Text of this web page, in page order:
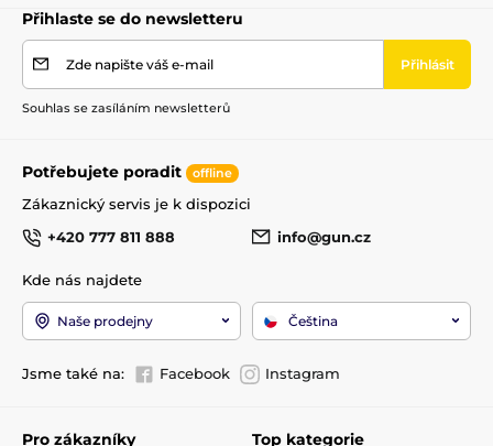
Přihlaste se do newsletteru
Zde napište váš e-mail Přihlásit
Souhlas se zasíláním newsletterů
Potřebujete poradit offline
Zákaznický servis je k dispozici
+420 777 811 888
info@gun.cz
Kde nás najdete
Naše prodejny Čeština
Jsme také na: Facebook Instagram
Pro zákazníky Top kategorie